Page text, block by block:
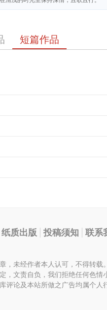
短篇作品
纸质出版 投稿须知 联系
，未经作者本人认可，不得转载
，文责自负，我们拒绝任何色情
评论及本站所做之广告均属个人